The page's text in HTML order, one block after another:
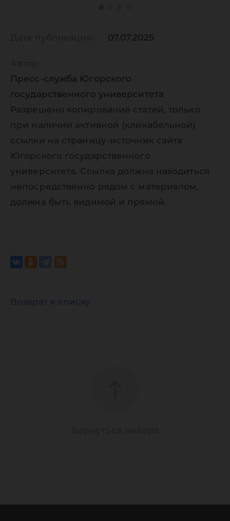
07.07.2025
Пресс-служба Югорского
государственного университета
Разрешено копирование статей, только
при наличии активной (кликабельной)
ссылки на страницу-источник сайта
Югорского государственного
университета. Ссылка должна находиться
непосредственно рядом с материалом,
должна быть видимой и прямой.
Возврат к списку